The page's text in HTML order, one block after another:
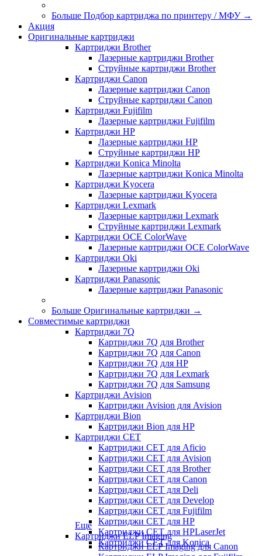
Больше Подбор картриджа по принтеру / МФУ →
Акция
Оригинальные картриджи
Картриджи Brother
Лазерные картриджи Brother
Струйные картриджи Brother
Картриджи Canon
Лазерные картриджи Canon
Струйные картриджи Canon
Картриджи Fujifilm
Лазерные картриджи Fujifilm
Картриджи HP
Лазерные картриджи HP
Струйные картриджи HP
Картриджи Konica Minolta
Лазерные картриджи Konica Minolta
Картриджи Kyocera
Лазерные картриджи Kyocera
Картриджи Lexmark
Лазерные картриджи Lexmark
Струйные картриджи Lexmark
Картриджи OCE ColorWave
Лазерные картриджи OCE ColorWave
Картриджи Oki
Лазерные картриджи Oki
Картриджи Panasonic
Лазерные картриджи Panasonic
Больше Оригинальные картриджи →
Совместимые картриджи
Картриджи 7Q
Картриджи 7Q для Brother
Картриджи 7Q для Canon
Картриджи 7Q для HP
Картриджи 7Q для Lexmark
Картриджи 7Q для Samsung
Картриджи Avision
Картриджи Avision для Avision
Картриджи Bion
Картриджи Bion для HP
Картриджи CET
Картриджи CET для Aficio
Картриджи CET для Avision
Картриджи CET для Brother
Картриджи CET для Canon
Картриджи CET для Deli
Картриджи CET для Develop
Картриджи CET для Fujifilm
Картриджи CET для HP
Картриджи CET для HPLaserJet
Картриджи CET для Konica
Еще
Картриджи ELP Imaging
Картриджи ELP Imaging для Canon